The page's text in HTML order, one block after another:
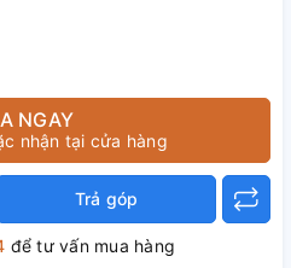
NGAY
nhận tại cửa hàng
Trả góp
để tư vấn mua hàng